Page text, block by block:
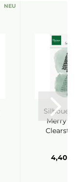
NEU
Silhouette
Merry
4,40